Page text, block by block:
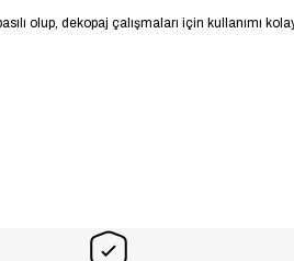
olup, dekopaj çalışmaları için kullanımı